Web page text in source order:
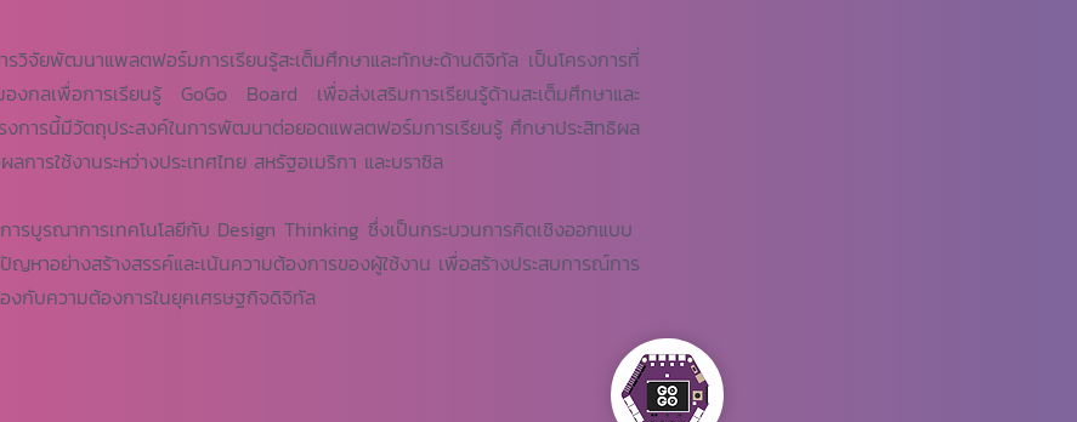
พัฒนาแพลตฟอร์มการเรียนรู้สะเต็มศึกษาและทักษะด้านดิจิทัล เป็นโครงการที่
กลเพื่อการเรียนรู้ GoGo Board เพื่อส่งเสริมการเรียนรู้ด้านสะเต็มศึกษาและ
งการนี้มีวัตถุประสงค์ในการพัฒนาต่อยอดแพลตฟอร์มการเรียนรู้ ศึกษาประสิทธิผล
ลการใช้งานระหว่างประเทศไทย สหรัฐอเมริกา และบราซิล
รณาการเทคโนโลยีกับ Design Thinking ซึ่งเป็นกระบวนการคิดเชิงออกแบบ
ญหาอย่างสร้างสรรค์และเน้นความต้องการของผู้ใช้งาน เพื่อสร้างประสบการณ์การ
งกับความต้องการในยุคเศรษฐกิจดิจิทัล